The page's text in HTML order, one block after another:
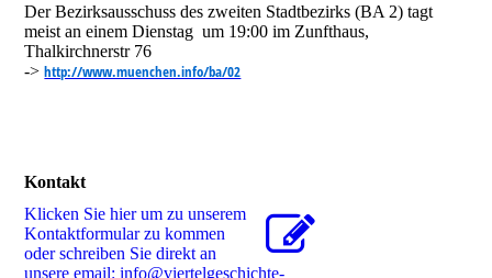
Der Bezirksausschuss des zweiten Stadtbezirks (BA 2) tagt
meist an einem Dienstag um 19:00 im Zunfthaus,
Thalkirchnerstr 76
->http://www.muenchen.info/ba/02
Kontakt
Klicken Sie hier um zu unserem
Kon­takt­for­mu­lar zu kommen
oder schreiben Sie direkt an
unsere email: info@viertelgeschichte-